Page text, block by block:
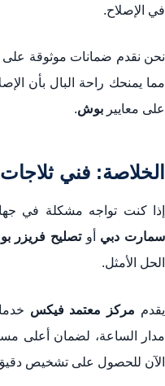
في الإصلاح.
نحن نقدم ضمانات موثوقة
مما يمنحك راحة البال بأن
على معايير بوش.
الخلاصة: فني
إذا كنت تواجه مشكلة في
سمارت دبي أوتصليح فريزر
الحل الأمثل.
يقدم مركز معتمد فيكس
مدار الساعة، لضمان أعلى
الآن للحصول على تشخيص